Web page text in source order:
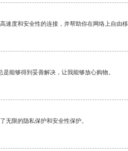
速度和安全性的连接，并帮助你在网络上自由移
能够得到妥善解决，让我能够放心购物。
无限的隐私保护和安全性保护。